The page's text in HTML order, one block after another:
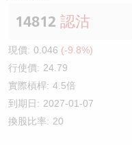
14812 認沽
現價: 0.046 (-9.8%)
行使價: 24.79
實際槓桿: 4.5倍
到期日: 2027-01-07
換股比率: 20